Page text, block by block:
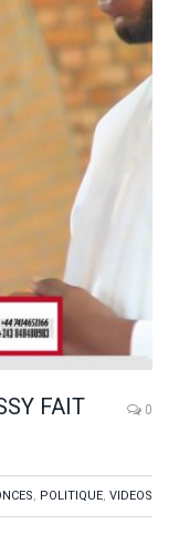
FAIT
0
, POLITIQUE, VIDEOS